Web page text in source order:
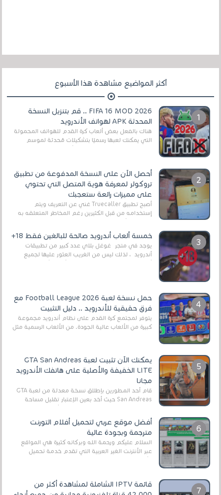
أكثر المواضيع مشاهدة هذا الأسبوع
FIFA 16 MOD 2026 .. قم بتنزيل النسخة
المحدثة APK لهواتف الأندرويد
هناك بالفعل بعض ألعاب كرة القدم للهواتف المحمولة
التي يمكنك لعبها رسميًا بتشكيلات مُحدثة لموسم
أحصل الآن على النسخة المدفوعة من تطبيق
تروكولر لمعرفة هوية المتصل التي تحتوي
على مميزات رائعة ستعجبك
أصبح تطبيق Truecaller غني عن التعريف ويتم
إستخدامه من قبل الكثيرين رغم المخاطر المتعلقه به
وذلك من أجل التخلص من المضايقات الكثيرة في
خمسة ألعاب أندرويد صالحة للبالغين فقط 18+
يوجد في متجر غوغل بلاي عدد كبير من تطبيقات
أندرويد ، لذلك ليس من الغريب العثور عليها لجميع
أنواع الجماهير. هذه المرة نقدم 5 ألعاب أند...
حمل نسخة لعبة Football League 2026 مع
فرق حقيقية للأندرويد .. دليل التثبيت
يتوفر لمجتمع كرة القدم على نظام أندرويد مجموعة
كبيرة من الألعاب عالية الجودة. من الألعاب الرسمية مثل
يمكنك الآن تثبيت لعبة GTA San Andreas
LITE الخفيفة والأصلية على هاتفك الأندرويد
مجانا
قام أحد المطورين بإطلاق نسخة معدلة من لعبة GTA
San Andreas حيث أخد بعين الإعتبار تقليل مساحة
أفضل موقع عربي لتحميل أفلام التورنت
مترجمة وبجودة عالية
السلام عليكم ورحمة الله وبركاته كثيرة هي المواقع
عبر الأنترنت الغير العربية التي تقدم خدمة تحميل
الأفلام على التورنت ، ومعظم هذه المواقع ل...
قائمة IPTV الشاملة لمشاهدة أكثر من